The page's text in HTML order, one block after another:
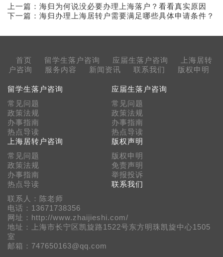
上一篇： 海归为何说没必要办理上海落户？看看真实原因
下一篇： 海归办理上海居转户需要满足哪些具体申请条件？
首页 留学生落户咨询 应届生落户咨询
上海居转
户咨询
服务内容 新闻资讯 联系我们 版权申明
留学生落户咨询
常见问题
政策法规
办事指南
热点导读
应届生落户咨询
常见问题
政策法规
办事指南
热点导读
上海居转户咨询
常见问题
政策法规
办事指南
热点导读
版权声明
版权申明
免责声明
举报投诉
联系我们
联系人：陈老师
电话：13671738356
网址：http://www.zhaijieshi.com/
地址：上海市长宁区凯旋路1522号东方明珠凯旋中心1505
室
邮箱：747650163@qq.com